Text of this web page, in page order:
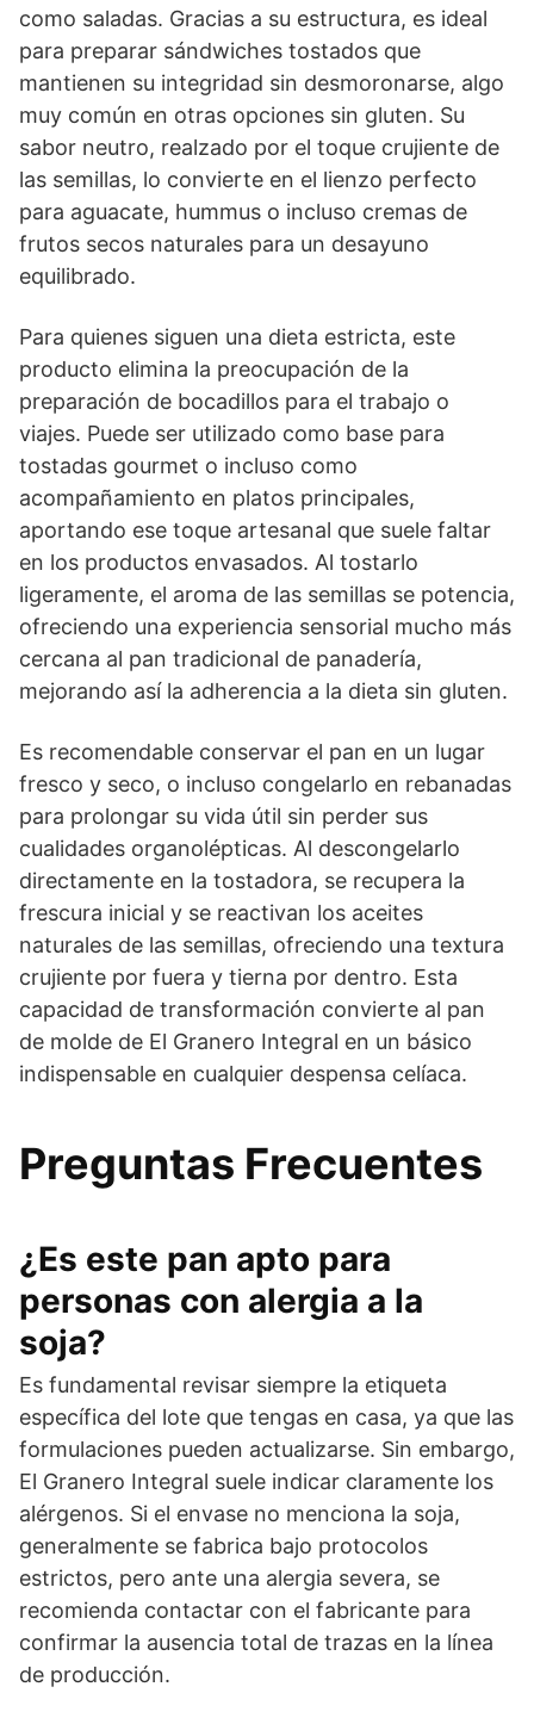
como saladas. Gracias a su estructura, es ideal
para preparar sándwiches tostados que
mantienen su integridad sin desmoronarse, algo
muy común en otras opciones sin gluten. Su
sabor neutro, realzado por el toque crujiente de
las semillas, lo convierte en el lienzo perfecto
para aguacate, hummus o incluso cremas de
frutos secos naturales para un desayuno
equilibrado.
Para quienes siguen una dieta estricta, este
producto elimina la preocupación de la
preparación de bocadillos para el trabajo o
viajes. Puede ser utilizado como base para
tostadas gourmet o incluso como
acompañamiento en platos principales,
aportando ese toque artesanal que suele faltar
en los productos envasados. Al tostarlo
ligeramente, el aroma de las semillas se potencia,
ofreciendo una experiencia sensorial mucho más
cercana al pan tradicional de panadería,
mejorando así la adherencia a la dieta sin gluten.
Es recomendable conservar el pan en un lugar
fresco y seco, o incluso congelarlo en rebanadas
para prolongar su vida útil sin perder sus
cualidades organolépticas. Al descongelarlo
directamente en la tostadora, se recupera la
frescura inicial y se reactivan los aceites
naturales de las semillas, ofreciendo una textura
crujiente por fuera y tierna por dentro. Esta
capacidad de transformación convierte al pan
de molde de El Granero Integral en un básico
indispensable en cualquier despensa celíaca.
Preguntas Frecuentes
¿Es este pan apto para
personas con alergia a la
soja?
Es fundamental revisar siempre la etiqueta
específica del lote que tengas en casa, ya que las
formulaciones pueden actualizarse. Sin embargo,
El Granero Integral suele indicar claramente los
alérgenos. Si el envase no menciona la soja,
generalmente se fabrica bajo protocolos
estrictos, pero ante una alergia severa, se
recomienda contactar con el fabricante para
confirmar la ausencia total de trazas en la línea
de producción.